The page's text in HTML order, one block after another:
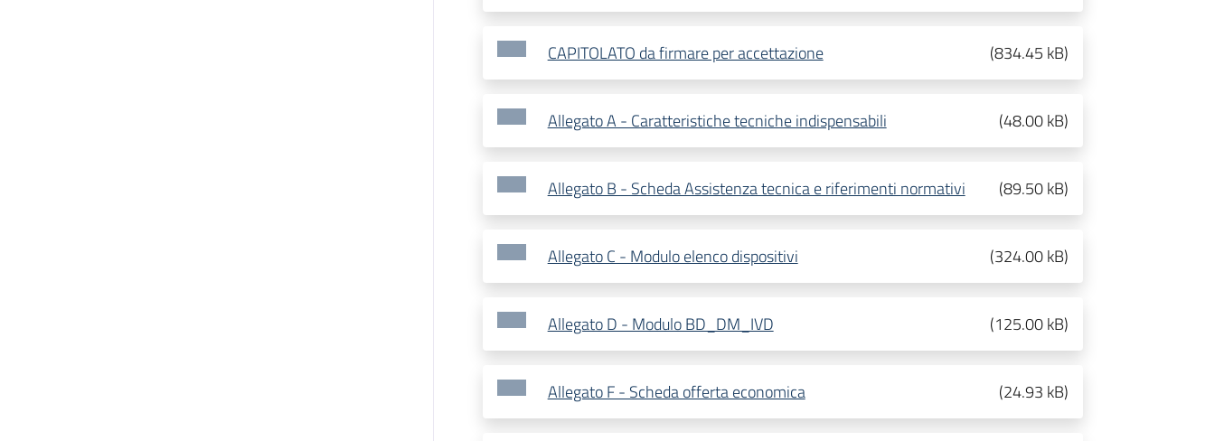
CAPITOLATO da firmare per accettazione (834.45 kB)
Allegato A - Caratteristiche tecniche indispensabili (48.00 kB)
Allegato B - Scheda Assistenza tecnica e riferimenti normativi (89.50 kB)
Allegato C - Modulo elenco dispositivi (324.00 kB)
Allegato D - Modulo BD_DM_IVD (125.00 kB)
Allegato F - Scheda offerta economica (24.93 kB)